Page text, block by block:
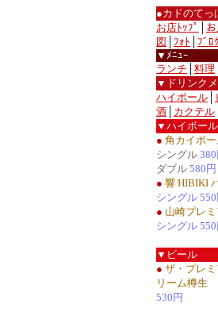
●カドのて
お店ﾄｯﾌﾟ
図
ﾌｫﾄ
ﾌﾞﾛ
▼ﾒﾆｭｰ
ランチ
料理
▼ドリンク
ハイボール
酒
カクテル
▼ハイボール
● 角カイボ
シングル
ダブル 580円
● 響 HIBIKI
シングル
● 山崎プレ
シングル
▼ビール
● ザ・プレ
リーム樽生
530円